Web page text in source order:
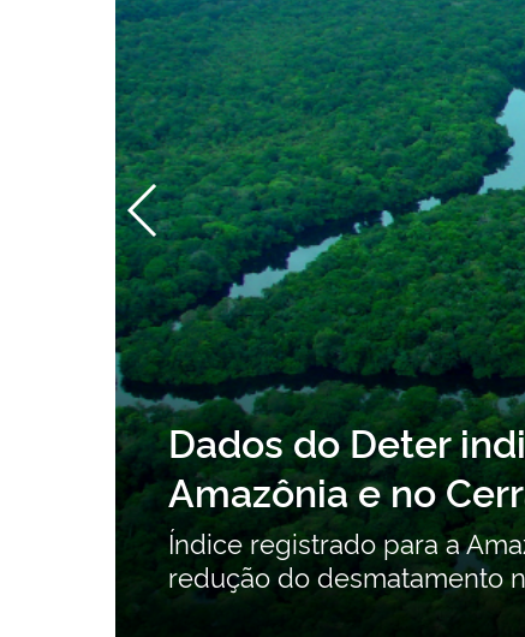
desmatamento na
Prodes também aponta